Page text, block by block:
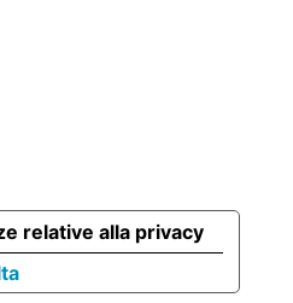
relative alla privacy